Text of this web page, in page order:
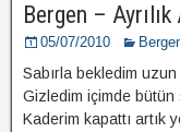
Bergen –
05/07/2010
Sabırla bekledim uzun
Gizledim içimde bütün
Kaderim kapattı artık